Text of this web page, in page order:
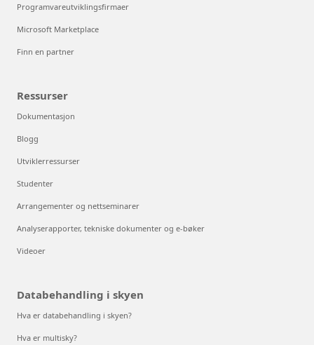
Programvareutviklingsfirmaer
Microsoft Marketplace
Finn en partner
Ressurser
Dokumentasjon
Blogg
Utviklerressurser
Studenter
Arrangementer og nettseminarer
Analyserapporter, tekniske dokumenter og e-bøker
Videoer
Databehandling i skyen
Hva er databehandling i skyen?
Hva er multisky?